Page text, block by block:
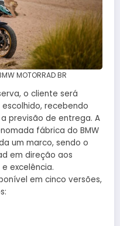
MOTORRAD BR
o cliente será
recebendo
previsão de entrega. A
fábrica do BMW
um marco, sendo o
em direção aos
excelência.
em cinco versões,